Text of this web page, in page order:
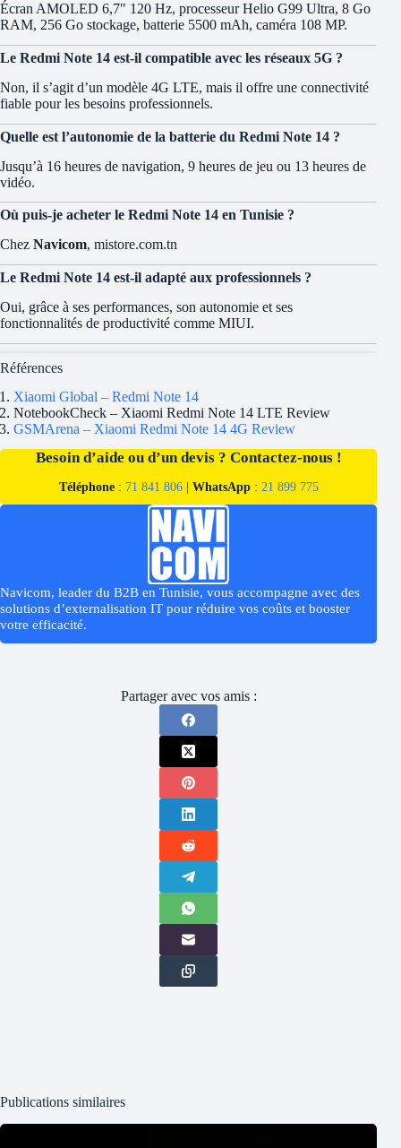
Écran AMOLED 6,7″ 120 Hz, processeur Helio G99 Ultra, 8 Go
RAM, 256 Go stockage, batterie 5500 mAh, caméra 108 MP.
Le Redmi Note 14 est-il compatible avec les réseaux 5G ?
Non, il s’agit d’un modèle 4G LTE, mais il offre une connectivité
fiable pour les besoins professionnels.
Quelle est l’autonomie de la batterie du Redmi Note 14 ?
Jusqu’à 16 heures de navigation, 9 heures de jeu ou 13 heures de
vidéo.
Où puis-je acheter le Redmi Note 14 en Tunisie ?
Chez Navicom, mistore.com.tn
Le Redmi Note 14 est-il adapté aux professionnels ?
Oui, grâce à ses performances, son autonomie et ses
fonctionnalités de productivité comme MIUI.
Références
Xiaomi Global – Redmi Note 14
NotebookCheck – Xiaomi Redmi Note 14 LTE Review
GSMArena – Xiaomi Redmi Note 14 4G Review
Besoin d’aide ou d’un devis ? Contactez-nous !
Téléphone: 71 841 806| WhatsApp: 21 899 775
Navicom, leader du B2B en Tunisie, vous accompagne avec des
solutions d’externalisation IT pour réduire vos coûts et booster
votre efficacité.
Partager avec vos amis :
Publications similaires